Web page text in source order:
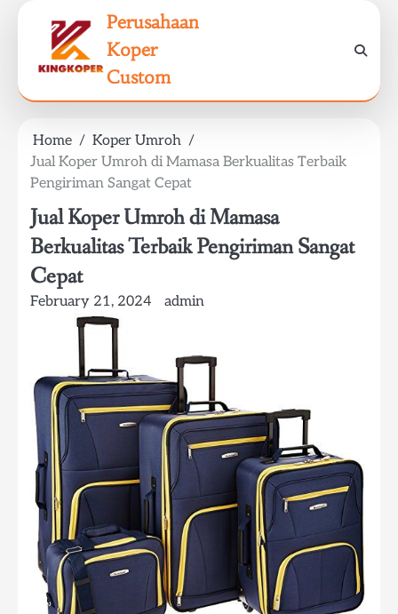
Perusahaan
Koper
Custom
Home
Koper Umroh
Jual Koper Umroh di Mamasa Berkualitas Terbaik
Pengiriman Sangat Cepat
Jual Koper Umroh di Mamasa
Berkualitas Terbaik Pengiriman Sangat
Cepat
February 21, 2024 admin